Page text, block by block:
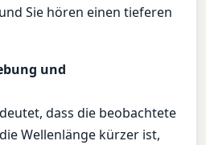
Sie hören einen tieferen
und
dass die beobachtete
Wellenlänge kürzer ist,